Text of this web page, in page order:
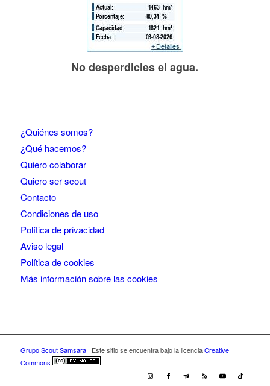
No desperdicies el agua.
¿Quiénes somos?
¿Qué hacemos?
Quiero colaborar
Quiero ser scout
Contacto
Condiciones de uso
Política de privacidad
Aviso legal
Política de cookies
Más información sobre las cookies
Grupo Scout Samsara| Este sitio se encuentra bajo la licenciaCreative
Commons